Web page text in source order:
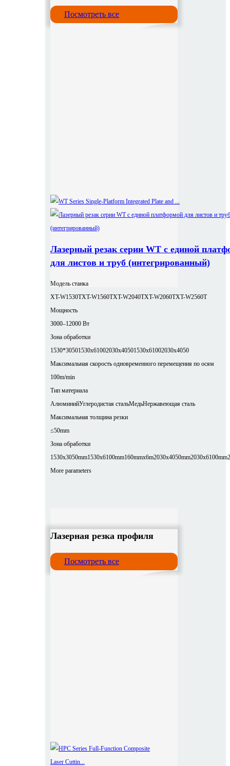
Посмотреть все
Лазерный резак серии WT с единой
для листов и труб (интегрированный)
Модель станка
XT-W1530TXT-W1560TXT-W2040TXT-W2060TXT-W2560T
Мощность
3000–12000 Вт
Зона обработки
1530*30501530x61002030x40501530x61002030x4050
Максимальная скорость одновременного перемещения по осям
100m/min
Тип материала
АлюминийУглеродистая стальМедьНержавеющая сталь
Максимальная толщина резки
≤50mm
Зона обработки
1530x3050mm1530x6100mm160mmx6m2030x4050mm2030x6100mm
More parameters
Лазерная резка профиля
Посмотреть все